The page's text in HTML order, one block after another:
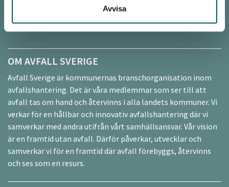
Avvisa
faktura@avfallsverige.se
Organisationsnummer: 556260-8553
OM AVFALL SVERIGE
Avfall Sverige är kommunernas branschorganisation inom
avfallshantering. Det är våra medlemmar som ser till att
avfall tas om hand och återvinns i alla landets kommuner. Vi
verkar för en hållbar och innovativ avfallshantering där vi
samverkar med andra utifrån vårt samhällsansvar. Vår vision
är en framtid utan avfall. Därför påverkar, utvecklar och
samverkar vi för en framtid där avfall förebyggs, återvinns
och ses som en resurs.